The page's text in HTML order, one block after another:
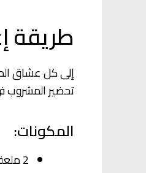
طريقة
إلى كل عشاق
تحضير المشروب
المكونات:
2 ملعقة صغيرة من مسحوق الماتشا.